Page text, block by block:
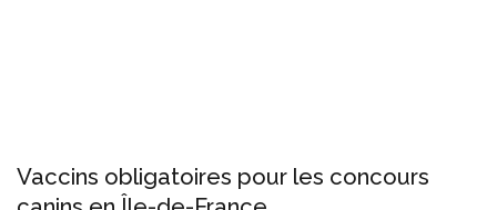
Vaccins obligatoires pour les concours